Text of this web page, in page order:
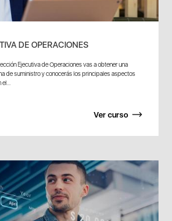
DE OPERACIONES
Ejecutiva de Operaciones vas a obtener una
de suministro y conocerás los principales aspectos
Ver curso